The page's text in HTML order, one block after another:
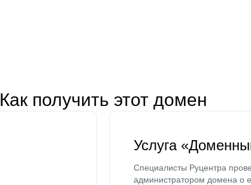
Как получить этот домен
Услуга
Специалисты Руцентра
администратором домена о